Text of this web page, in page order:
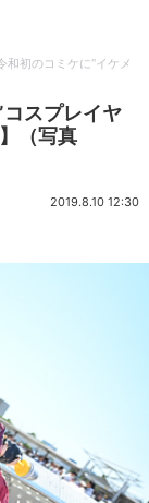
和初のコミケに“イケメ
コスプレイヤ
（写真
2019.8.10 12:30